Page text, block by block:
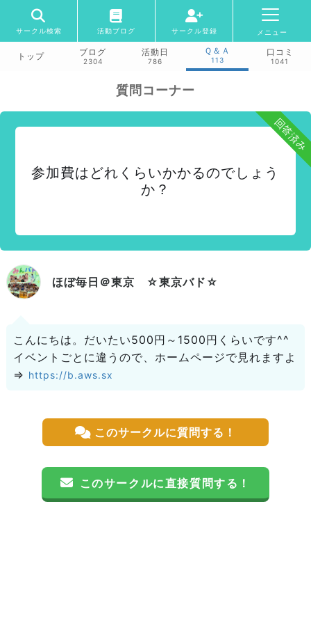
サークル検索 活動ブログ サークル登録 メニュー
トップ ブログ
2304
活動日
786
Ｑ＆Ａ
113
口コミ
1041
質問コーナー
回答済み
参加費はどれくらいかかるのでしょう
か？
ほぼ毎日＠東京 ☆東京バド☆
こんにちは。だいたい500円～1500円くらいです^^
イベントごとに違うので、ホームページで見れますよ
⇒ https://b.aws.sx
このサークルに質問する！
このサークルに直接質問する！